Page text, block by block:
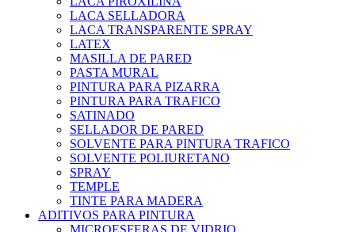
LACA SELLADORA
LACA TRANSPARENTE SPRAY
LATEX
MASILLA DE PARED
PASTA MURAL
PINTURA PARA PIZARRA
PINTURA PARA TRAFICO
SATINADO
SELLADOR DE PARED
SOLVENTE PARA PINTURA TRAFICO
SOLVENTE POLIURETANO
SPRAY
TEMPLE
TINTE PARA MADERA
ADITIVOS PARA PINTURA